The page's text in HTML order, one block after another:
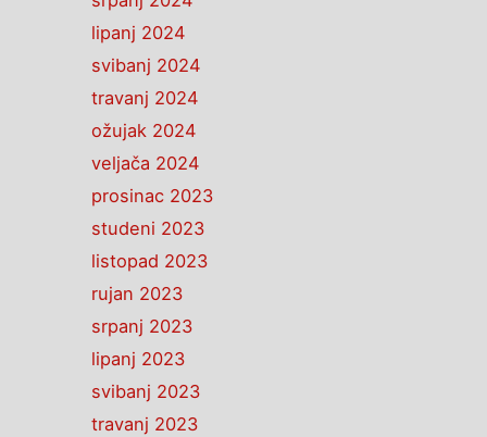
lipanj 2024
svibanj 2024
travanj 2024
ožujak 2024
veljača 2024
prosinac 2023
studeni 2023
listopad 2023
rujan 2023
srpanj 2023
lipanj 2023
svibanj 2023
travanj 2023